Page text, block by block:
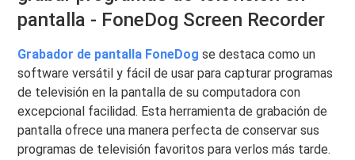
pantalla - FoneDog Screen Recorder
Grabador de pantalla FoneDog se destaca como un
software versátil y fácil de usar para capturar programas
de televisión en la pantalla de su computadora con
excepcional facilidad. Esta herramienta de grabación de
pantalla ofrece una manera perfecta de conservar sus
programas de televisión favoritos para verlos más tarde.